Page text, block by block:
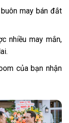
may bán đắt
nhiều may mắn,
của bạn nhận